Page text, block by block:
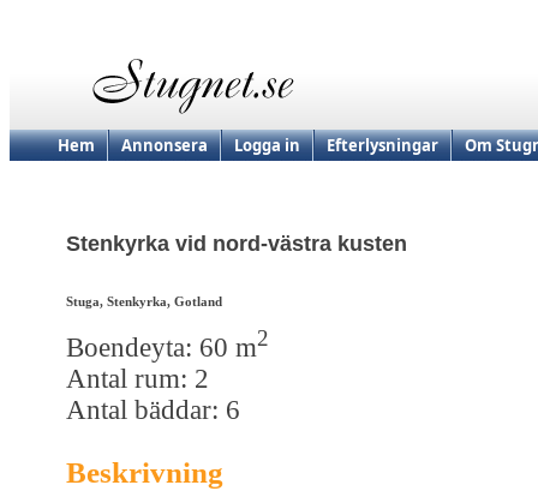
Hem Annonsera Logga in Efterlysningar Om
Stenkyrka vid nord-västra kusten
Stuga, Stenkyrka, Gotland
Boendeyta: 60 m2
Antal rum: 2
Antal bäddar: 6
Beskrivning